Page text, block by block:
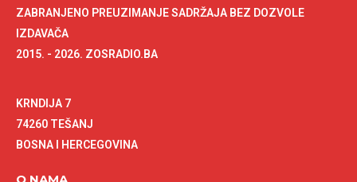
ZABRANJENO PREUZIMANJE SADRŽAJA BEZ DOZVOLE
IZDAVAČA
2015. - 2026. ZOSRADIO.BA
KRNDIJA 7
74260 TEŠANJ
BOSNA I HERCEGOVINA